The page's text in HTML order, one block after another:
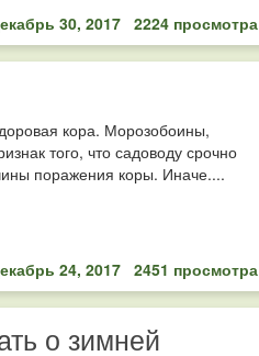
30, 2017 2224 просмотра
кора. Морозобоины,
того, что садоводу срочно
поражения коры. Иначе....
24, 2017 2451 просмотра
о зимней